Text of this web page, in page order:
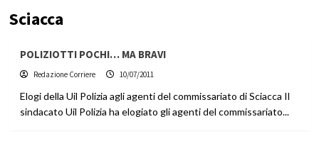
Sciacca
POLIZIOTTI POCHI… MA BRAVI
Redazione Corriere 10/07/2011
Elogi della Uil Polizia agli agenti del commissariato di Sciacca Il
sindacato Uil Polizia ha elogiato gli agenti del commissariato...